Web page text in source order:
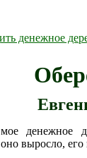
денежное
денежное
выросло,